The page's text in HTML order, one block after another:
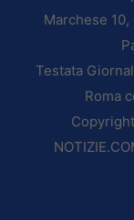
Marchese
Testata
Roma